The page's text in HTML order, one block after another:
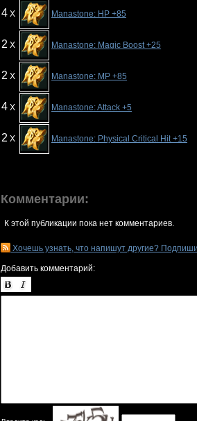
4 X Manastone: HP +85
2 X Manastone: Magic Boost +25
2 X Manastone: MP +85
4 X Manastone: Attack +5
2 X Manastone: Physical Critical Hit +15
Комментарии:
К этой публикации пока нет комментариев.
Хочешь узнать, что напишут другие?
Добавить комментарий: